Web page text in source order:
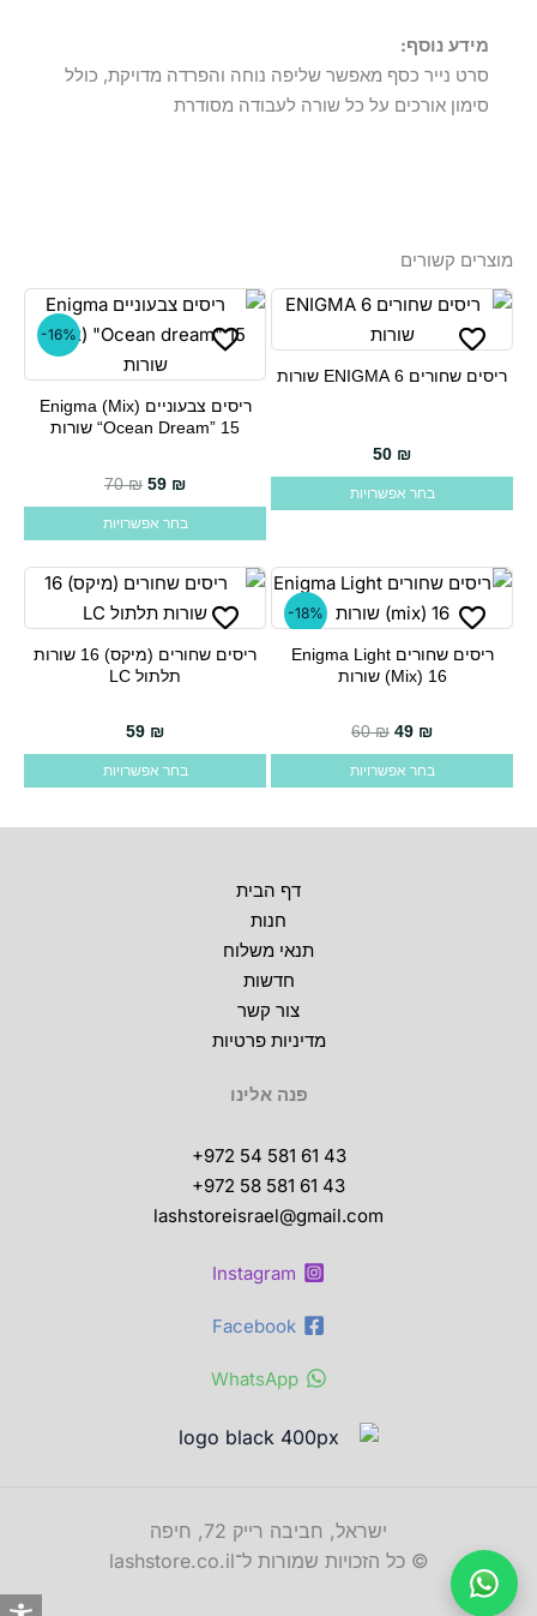
מידע נוסף:
סרט נייר כסף מאפשר שליפה נוחה והפרדה מדויקת, כולל
סימון אורכים על כל שורה לעבודה מסודרת
מוצרים קשורים
ריסים שחורים ENIGMA 6 שורות
50 ₪
בחר אפשרויות
למוצר
את
האפשרויות
בעמוד
-16%
ריסים צבעוניים Enigma (mix)
“Ocean Dream” 15 שורות
70₪ המחיר המקורי היה: 70 ₪. 59 ₪ המחיר הנוכחי הוא: 59 ₪.
בחר אפשרויות
למוצר
לבחור
האפשרויות
-18%
ריסים שחורים Enigma Light
(mix) 16 שורות
60₪ 49 ₪
בחר אפשרויות
למוצר
ריסים שחורים (מיקס) 16 שורות
תלתול LC
59 ₪
בחר אפשרויות
למוצר
האפשרויות
בעמוד
המוצר
דף הבית
חנות
תנאי משלוח
חדשות
צור קשר
מדיניות פרטיות
פנה אלינו
+972 54 581 61 43
+972 58 581 61 43
lashstoreisrael@gmail.com
Instagram
Facebook
WhatsApp
ישראל, חביבה רייק 72, חיפה
© כל הזכויות שמורות ל־lashstore.co.il